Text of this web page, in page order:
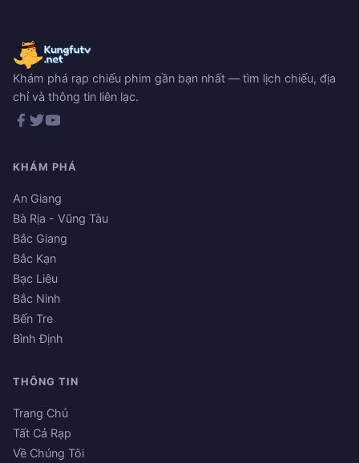
Khám phá rạp chiếu phim gần bạn nhất — tìm lịch chiếu, địa
chỉ và thông tin liên lạc.
KHÁM PHÁ
An Giang
Bà Rịa - Vũng Tàu
Bắc Giang
Bắc Kạn
Bạc Liêu
Bắc Ninh
Bến Tre
Bình Định
THÔNG TIN
Trang Chủ
Tất Cả Rạp
Về Chúng Tôi